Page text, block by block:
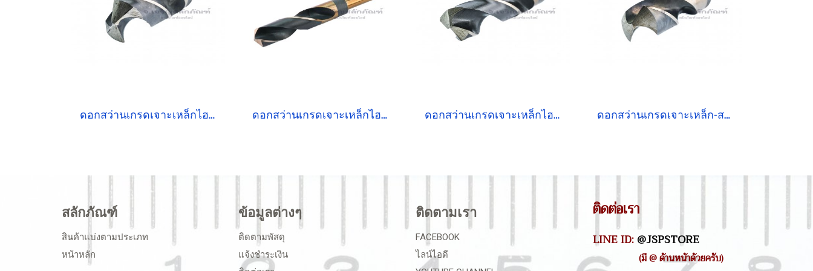
ดอกสว่านเกรดเจาะเหล็กไฮสปีด HSSCo5 PERFECT 24 mm ดอกสว่านเกรดเจาะเหล็กไฮสปีด HSSCo5 PERFECT 20 mm ดอกสว่านเกรดเจาะเหล็กไฮสปีด HSSCo5 PERFECT 18.5 mm ดอกสว่านเกรดเจาะเหล็ก-สแตนเลส ไฮสปีด HSSCo5 PERFECT 26 mm
สลักภัณฑ์
สินค้าแบ่งตามประเภท
หน้าหลัก
ข้อมูลต่างๆ
ติดตามพัสดุ
แจ้งชำระเงิน
ติดตามเรา
FACEBOOK
ไลน์ไอดี
ติดต่อเรา
LINE ID:@JSPSTORE
(มี @ ด้านหน้าด้วยครับ)